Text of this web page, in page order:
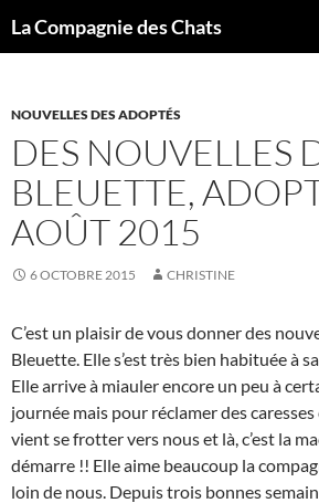
La Compagnie des Chats
NOUVELLES DES ADOPTÉS
DES NOUVELLES
BLEUETTE,
AOÛT 2015
6 OCTOBRE 2015 CHRISTINE
C’est un plaisir de vous donner des
Bleuette. Elle s’est très bien habituée à
Elle arrive à miauler encore un peu à
journée mais pour réclamer des
vient se frotter vers nous et là, c’est la
démarre !! Elle aime beaucoup la
loin de nous. Depuis trois bonnes